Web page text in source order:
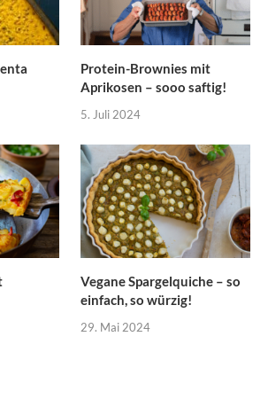
Protein-Brownies mit
Aprikosen – sooo saftig!
5. Juli 2024
Vegane Spargelquiche – so
einfach, so würzig!
29. Mai 2024